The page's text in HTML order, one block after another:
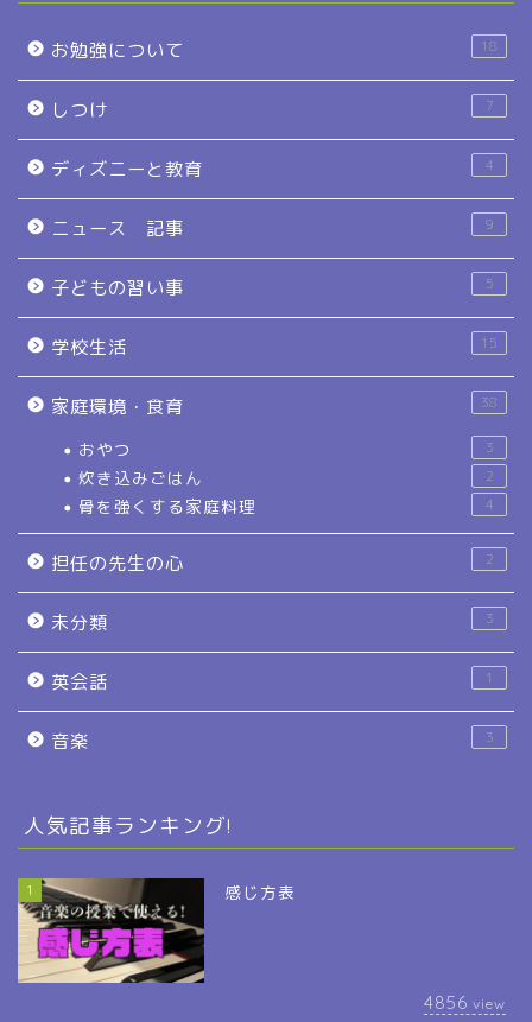
お勉強について 18
しつけ 7
ディズニーと教育 4
ニュース 記事 9
子どもの習い事 5
学校生活 15
家庭環境・食育 38
おやつ 3
炊き込みごはん 2
骨を強くする家庭料理 4
担任の先生の心 2
未分類 3
英会話 1
音楽 3
人気記事ランキング!
1 感じ方表
4856 view